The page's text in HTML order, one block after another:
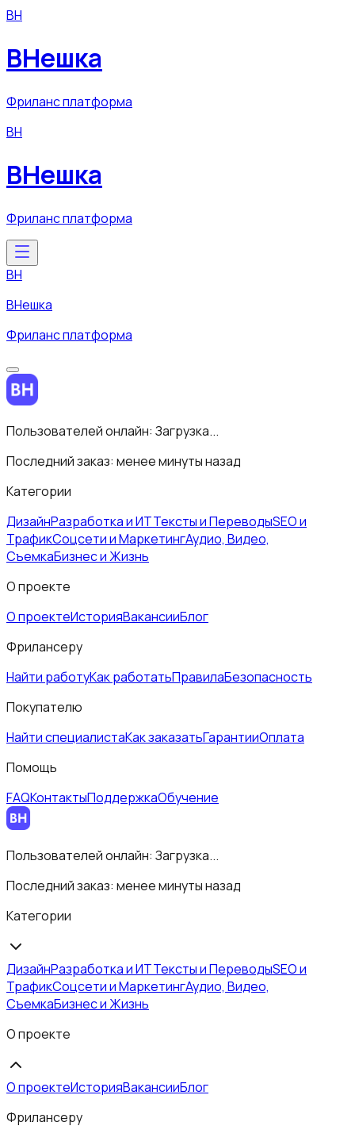
ВН
ВНешка
Фриланс платформа
ВН
ВНешка
Фриланс платформа
ВН
ВНешка
Фриланс платформа
Пользователей онлайн: Загрузка...
Последний заказ: менее минуты назад
Категории
ДизайнРазработка и ИТТексты и ПереводыSEO и
ТрафикСоцсети и МаркетингАудио, Видео,
СъемкаБизнес и Жизнь
О проекте
О проектеИсторияВакансииБлог
Фрилансеру
Найти работуКак работатьПравилаБезопасность
Покупателю
Найти специалистаКак заказатьГарантииОплата
Помощь
FAQКонтактыПоддержкаОбучение
Пользователей онлайн: Загрузка...
Последний заказ: менее минуты назад
Категории
ДизайнРазработка и ИТТексты и ПереводыSEO и
ТрафикСоцсети и МаркетингАудио, Видео,
СъемкаБизнес и Жизнь
О проекте
О проектеИсторияВакансииБлог
Фрилансеру